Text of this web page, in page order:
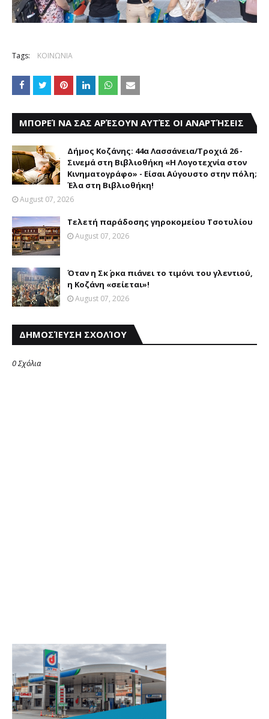
Tags: ΚΟΙΝΩΝΙΑ
ΜΠΟΡΕΊ ΝΑ ΣΑΣ ΑΡΈΣΟΥΝ ΑΥΤΈΣ ΟΙ ΑΝΑΡΤΉΣΕΙΣ
Δήμος Κοζάνης: 44α Λασσάνεια/Τροχιά 26 -
Σινεμά στη Βιβλιοθήκη «Η Λογοτεχνία στον
Κινηματογράφο» - Είσαι Αύγουστο στην πόλη;
Έλα στη Βιβλιοθήκη!
August 07, 2026
Τελετή παράδοσης γηροκομείου Τσοτυλίου
August 07, 2026
Όταν η Σκ΄ ρκα πιάνει το τιμόνι του γλεντιού,
η Κοζάνη «σείεται»!
August 07, 2026
ΔΗΜΟΣΊΕΥΣΗ ΣΧΟΛΊΟΥ
0 Σχόλια